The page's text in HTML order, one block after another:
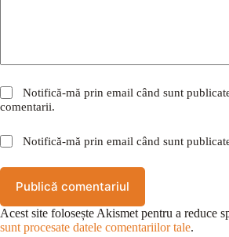
Notifică-mă prin email când sunt
comentarii.
Notifică-mă prin email când sunt
Publică comentariul
Acest site folosește Akismet pentru a reduce
sunt procesate datele comentariilor tale.